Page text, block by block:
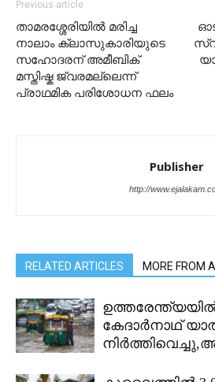
Previous article
താമരശ്ശേരിയില്‍ മരിച്ച
നാലാം ക്ലാസുകാരിയുടെ
സഹോദരന് അമീബിക്
മസ്തിഷ്ക ജ്വരമല്ലെന്ന്
പ്രാഥമിക പരിശോധന ഫലം
Publisher
http://
RELATED ARTICLES MORE FROM
കേദാർനാഥ്